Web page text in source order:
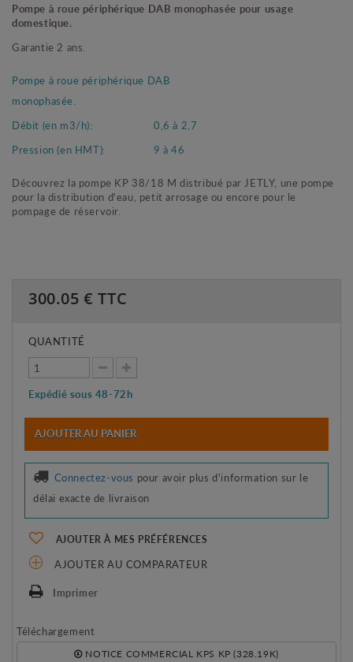
Pompe à roue périphérique DAB monophasée pour usage
domestique.
Garantie 2 ans.
Pompe à roue périphérique DAB
monophasée.
Débit (en m3/h):
0,6 à 2,7
Pression (en HMT):
9 à 46
Découvrez la pompe KP 38/18 M distribué par JETLY, une pompe
pour la distribution d'eau, petit arrosage ou encore pour le
pompage de réservoir.
300.05 € TTC
QUANTITÉ
Expédié sous 48-72h
AJOUTER AU PANIER
Connectez-vous pour avoir plus d'information sur le
délai exacte de livraison
AJOUTER À MES PRÉFÉRENCES
AJOUTER AU COMPARATEUR
Imprimer
Téléchargement
NOTICE COMMERCIAL KPS KP (328.19K)